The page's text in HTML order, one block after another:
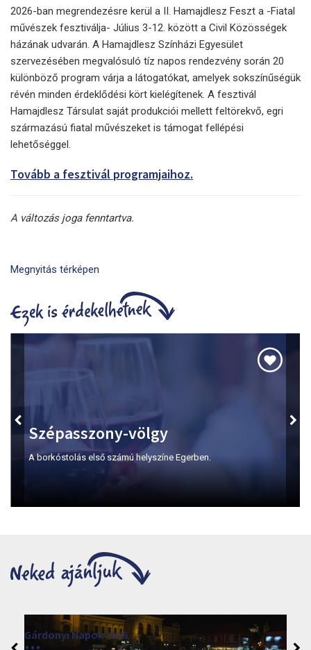
2026-ban megrendezésre kerül a II. Hamajdlesz Feszt a -Fiatal
művészek fesztiválja- Július 3-12. között a Civil Közösségek
házának udvarán. A Hamajdlesz Színházi Egyesület
szervezésében megvalósuló tíz napos rendezvény során 20
különböző program várja a látogatókat, amelyek sokszínűségük
révén minden érdeklődési kört kielégítenek. A fesztivál
Hamajdlesz Társulat saját produkciói mellett feltörekvő, egri
származású fiatal művészeket is támogat fellépési
lehetőséggel.
Tovább a fesztivál programjaihoz.
A változás joga fenntartva.
Megnyitás térképen
Szépasszony-völgy
A borkóstolás első számú helyszíne Egerben.
Gárdonyi Napok 2026